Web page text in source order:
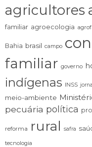
agricultores
familiar agroecologia
Bahia brasil campo
familiar governo
indígenas INSS
meio-ambiente
pecuária política
reforma rural safra
tecnologia